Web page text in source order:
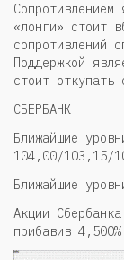
«лонги» стоит
сопротивлений
Поддержкой
стоит откупать
СБЕРБАНК
Ближайшие
104,00/103,15/
Ближайшие
Акции
прибавив